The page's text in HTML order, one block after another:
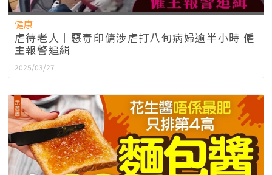
健康
虐待老人｜惡毒印傭涉虐打八旬病婦逾半小時 僱
主報警追緝
2025/03/27